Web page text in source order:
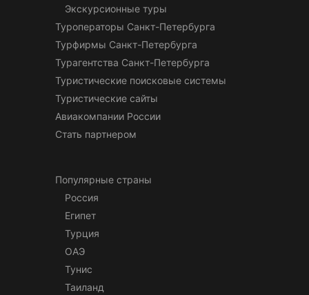
Экскурсионные туры
Туроператоры Санкт-Петербурга
Турфирмы Санкт-Петербурга
Турагентства Санкт-Петербурга
Туристические поисковые системы
Туристические сайты
Авиакомпании России
Стать партнером
Популярные страны
Россия
Египет
Турция
ОАЭ
Тунис
Таиланд